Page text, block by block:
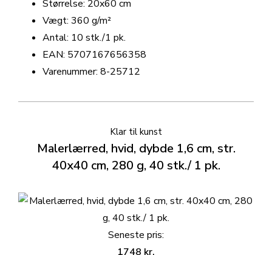
Størrelse: 20x60 cm
Vægt: 360 g/m²
Antal: 10 stk./1 pk.
EAN: 5707167656358
Varenummer: 8-25712
Klar til kunst
Malerlærred, hvid, dybde 1,6 cm, str.
40x40 cm, 280 g, 40 stk./ 1 pk.
Seneste pris:
1748 kr.